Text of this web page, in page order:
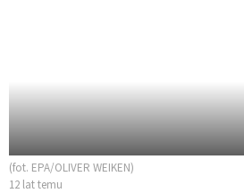
(fot. EPA/OLIVER WEIKEN)
12 lat temu